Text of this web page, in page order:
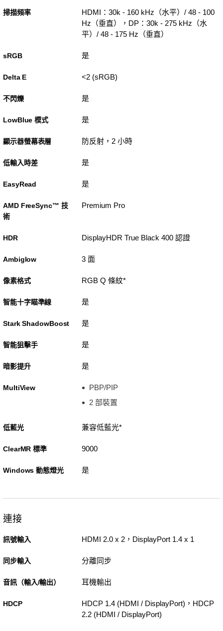
掃描頻率
HDMI：30k - 160 kHz（水平）/ 48 - 100
Hz（垂直），DP：30k - 275 kHz（水
平）/ 48 - 175 Hz（垂直）
sRGB 是
Delta E <2 (sRGB)
不閃爍 是
LowBlue 模式 是
顯示器螢幕表層 防反射，2 小時
低輸入時差 是
EasyRead 是
AMD FreeSync™ 技
術
Premium Pro
HDR DisplayHDR True Black 400 認證
Ambiglow 3 面
像素格式 RGB Q 條紋*
智能十字瞄準線 是
Stark ShadowBoost 是
智能狙擊手 是
暗影提升 是
MultiView
PBP/PIP
2 部裝置
低藍光 兼容低藍光*
ClearMR 標準 9000
Windows 動態燈光 是
連接
訊號輸入 HDMI 2.0 x 2，DisplayPort 1.4 x 1
同步輸入 分離同步
音訊（輸入/輸出） 耳機輸出
HDCP
HDCP 1.4 (HDMI / DisplayPort)，HDCP
2.2 (HDMI / DisplayPort)